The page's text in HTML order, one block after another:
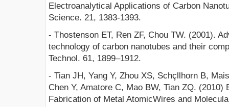
Electroanalytical Applications of Carbon
Science. 21, 1383-1393.
- Thostenson ET, Ren ZF, Chou TW. (2001).
technology of carbon nanotubes and their
Technol. 61, 1899–1912.
- Tian JH, Yang Y, Zhou XS, Schçllhorn B,
Chen Y, Amatore C, Mao BW, Tian ZQ.
Fabrication of Metal AtomicWires and